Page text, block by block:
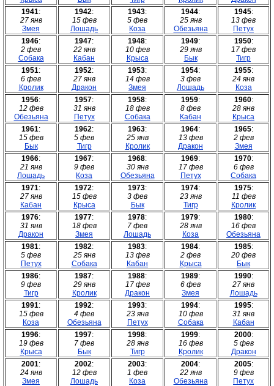
1941:
27 янв
Змея
1942:
15 фев
Лошадь
1943:
5 фев
Коза
1944:
25 янв
Обезьяна
1945:
13 фев
Петух
1946:
2 фев
Собака
1947:
22 янв
Кабан
1948:
10 фев
Крыса
1949:
29 янв
Бык
1950:
17 фев
Тигр
1951:
6 фев
Кролик
1952:
27 янв
Дракон
1953:
14 фев
Змея
1954:
3 фев
Лошадь
1955:
24 янв
Коза
1956:
12 фев
Обезьяна
1957:
31 янв
Петух
1958:
18 фев
Собака
1959:
8 фев
Кабан
1960:
28 янв
Крыса
1961:
15 фев
Бык
1962:
5 фев
Тигр
1963:
25 янв
Кролик
1964:
13 фев
Дракон
1965:
2 фев
Змея
1966:
21 янв
Лошадь
1967:
9 фев
Коза
1968:
30 янв
Обезьяна
1969:
17 фев
Петух
1970:
6 фев
Собака
1971:
27 янв
Кабан
1972:
15 фев
Крыса
1973:
3 фев
Бык
1974:
23 янв
Тигр
1975:
11 фев
Кролик
1976:
31 янв
Дракон
1977:
18 фев
Змея
1978:
7 фев
Лошадь
1979:
28 янв
Коза
1980:
16 фев
Обезьяна
1981:
5 фев
Петух
1982:
25 янв
Собака
1983:
13 фев
Кабан
1984:
2 фев
Крыса
1985:
20 фев
Бык
1986:
9 фев
Тигр
1987:
29 янв
Кролик
1988:
17 фев
Дракон
1989:
6 фев
Змея
1990:
27 янв
Лошадь
1991:
15 фев
Коза
1992:
4 фев
Обезьяна
1993:
23 янв
Петух
1994:
10 фев
Собака
1995:
31 янв
Кабан
1996:
19 фев
Крыса
1997:
7 фев
Бык
1998:
28 янв
Тигр
1999:
16 фев
Кролик
2000:
5 фев
Дракон
2001:
24 янв
Змея
2002:
12 фев
Лошадь
2003:
1 фев
Коза
2004:
22 янв
Обезьяна
2005:
9 фев
Петух